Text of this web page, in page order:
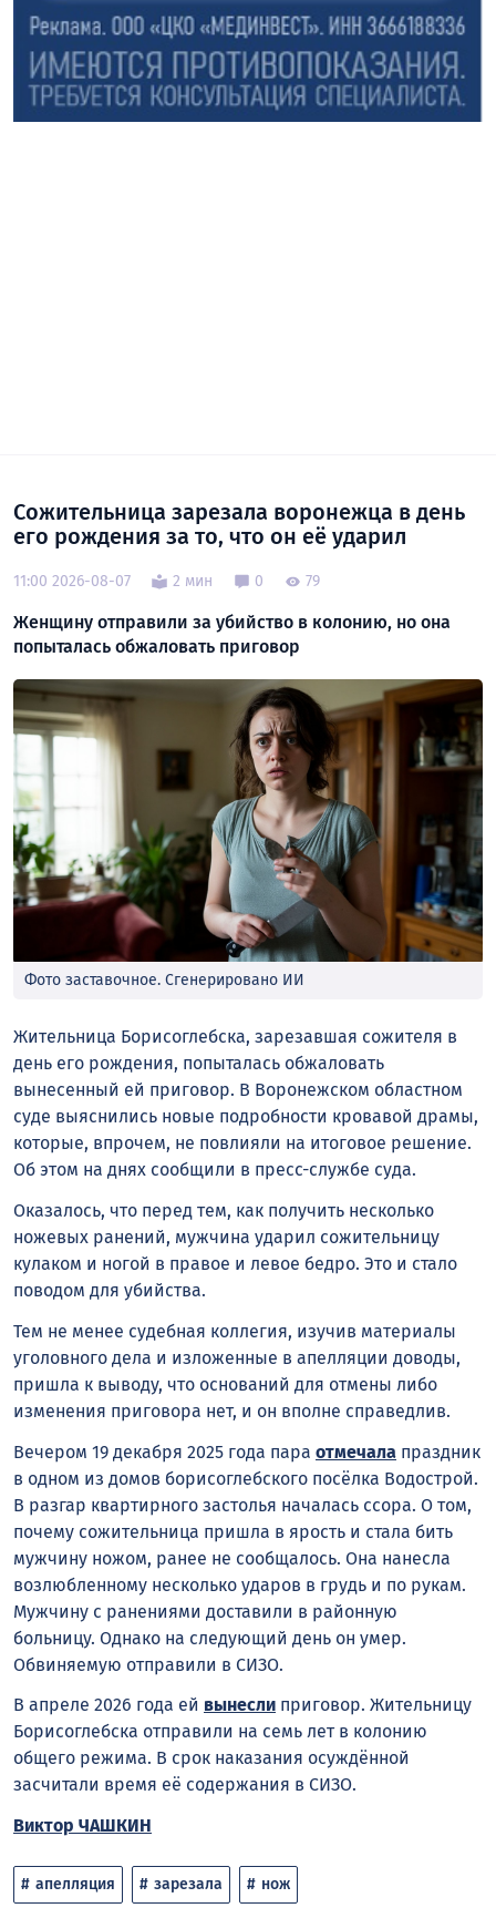
Сожительница зарезала воронежца в день
его рождения за то, что он её ударил
11:00 2026-08-07 2 мин 0 79
Женщину отправили за убийство в колонию, но она
попыталась обжаловать приговор
Фото заставочное. Сгенерировано ИИ
Жительница Борисоглебска, зарезавшая сожителя в
день его рождения, попыталась обжаловать
вынесенный ей приговор. В Воронежском областном
суде выяснились новые подробности кровавой драмы,
которые, впрочем, не повлияли на итоговое решение.
Об этом на днях сообщили в пресс-службе суда.
Оказалось, что перед тем, как получить несколько
ножевых ранений, мужчина ударил сожительницу
кулаком и ногой в правое и левое бедро. Это и стало
поводом для убийства.
Тем не менее судебная коллегия, изучив материалы
уголовного дела и изложенные в апелляции доводы,
пришла к выводу, что оснований для отмены либо
изменения приговора нет, и он вполне справедлив.
Вечером 19 декабря 2025 года пара отмечала праздник
в одном из домов борисоглебского посёлка Водострой.
В разгар квартирного застолья началась ссора. О том,
почему сожительница пришла в ярость и стала бить
мужчину ножом, ранее не сообщалось. Она нанесла
возлюбленному несколько ударов в грудь и по рукам.
Мужчину с ранениями доставили в районную
больницу. Однако на следующий день он умер.
Обвиняемую отправили в СИЗО.
В апреле 2026 года ей вынесли приговор. Жительницу
Борисоглебска отправили на семь лет в колонию
общего режима. В срок наказания осуждённой
засчитали время её содержания в СИЗО.
Виктор ЧАШКИН
апелляция зарезала нож